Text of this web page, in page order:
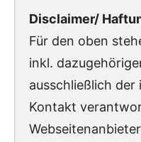
Disclaimer/
Für den oben
inkl.
ausschließlich der
Kontakt